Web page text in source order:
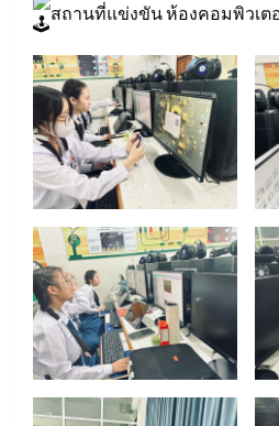
สถานที่แข่งขัน ห้องคอมพิวเต